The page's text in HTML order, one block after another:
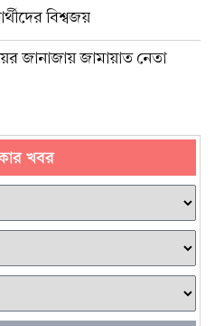
বিশ্বজয়
জানাজায় জামায়াত নেতা
খবর